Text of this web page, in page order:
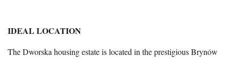
IDEAL LOCATION
The Dworska housing estate is located in the prestigious Brynów